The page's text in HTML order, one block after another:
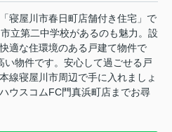
寝屋川市春日町店舗付き住宅」で
立第二中学校があるのも魅力。設
適な住環境のある戸建て物件で
物件です。安心して過ごせる戸
線寝屋川市周辺で手に入れましょ
ウスコムFC門真浜町店までお尋